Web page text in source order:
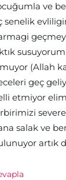
ve
senelik
(Allah
geç
etmiyor
salak ve
artık